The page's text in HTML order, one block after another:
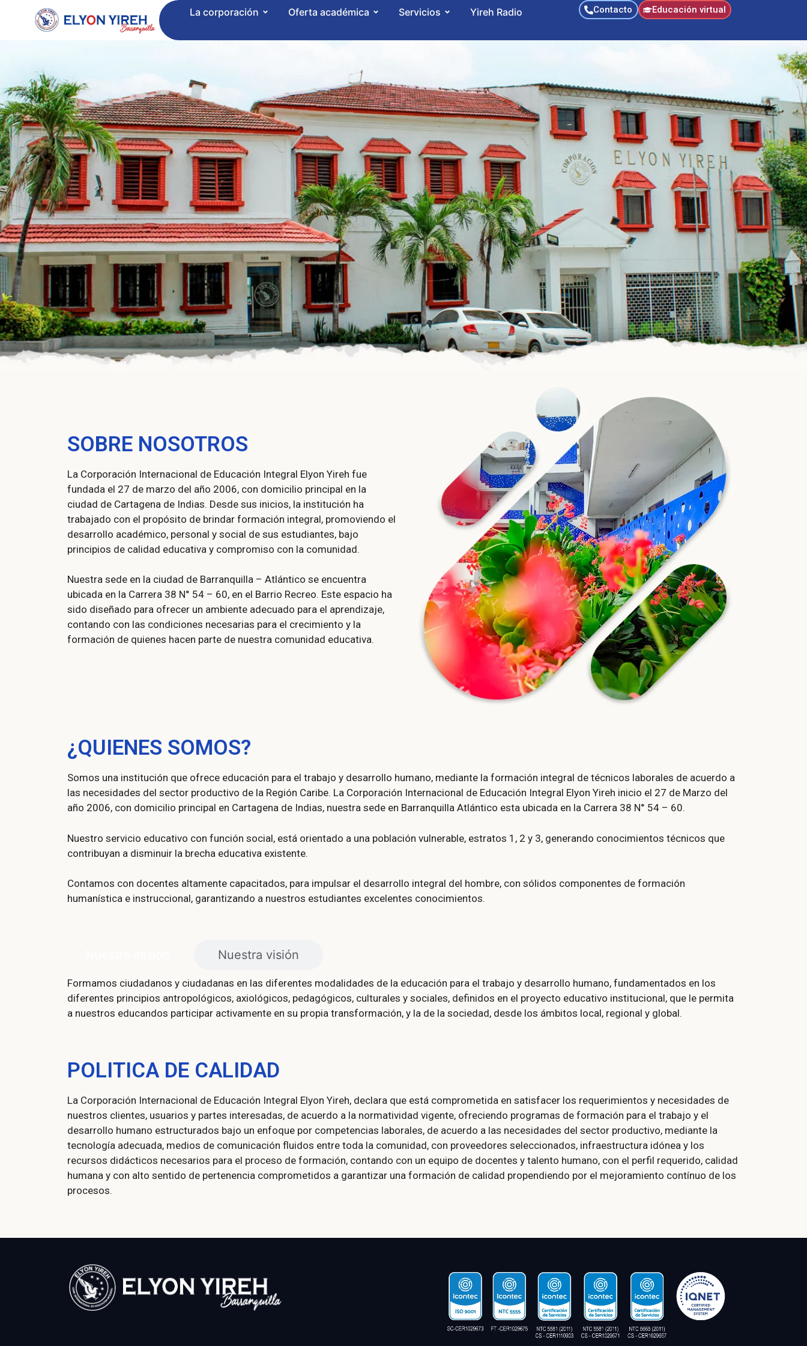
La corporación Oferta académica Servicios Yireh Radio Contacto Educación virtual
SOBRE NOSOTROS
La Corporación Internacional de Educación Integral Elyon Yireh fue
fundada el 27 de marzo del año 2006, con domicilio principal en la
ciudad de Cartagena de Indias. Desde sus inicios, la institución ha
trabajado con el propósito de brindar formación integral, promoviendo el
desarrollo académico, personal y social de sus estudiantes, bajo
principios de calidad educativa y compromiso con la comunidad.
Nuestra sede en la ciudad de Barranquilla – Atlántico se encuentra
ubicada en la Carrera 38 N° 54 – 60, en el Barrio Recreo. Este espacio ha
sido diseñado para ofrecer un ambiente adecuado para el aprendizaje,
contando con las condiciones necesarias para el crecimiento y la
formación de quienes hacen parte de nuestra comunidad educativa.
¿QUIENES SOMOS?
Somos una institución que ofrece educación para el trabajo y desarrollo humano, mediante la formación integral de técnicos laborales de acuerdo a
las necesidades del sector productivo de la Región Caribe. La Corporación Internacional de Educación Integral Elyon Yireh inicio el 27 de Marzo del
año 2006, con domicilio principal en Cartagena de Indias, nuestra sede en Barranquilla Atlántico esta ubicada en la Carrera 38 N° 54 – 60.
Nuestro servicio educativo con función social, está orientado a una población vulnerable, estratos 1, 2 y 3, generando conocimientos técnicos que
contribuyan a disminuir la brecha educativa existente.
Contamos con docentes altamente capacitados, para impulsar el desarrollo integral del hombre, con sólidos componentes de formación
humanística e instruccional, garantizando a nuestros estudiantes excelentes conocimientos.
Nuestra visión
Formamos ciudadanos y ciudadanas en las diferentes modalidades de la educación para el trabajo y desarrollo humano, fundamentados en los
diferentes principios antropológicos, axiológicos, pedagógicos, culturales y sociales, definidos en el proyecto educativo institucional, que le permita
a nuestros educandos participar activamente en su propia transformación, y la de la sociedad, desde los ámbitos local, regional y global.
POLITICA DE CALIDAD
La Corporación Internacional de Educación Integral Elyon Yireh, declara que está comprometida en satisfacer los requerimientos y necesidades de
nuestros clientes, usuarios y partes interesadas, de acuerdo a la normatividad vigente, ofreciendo programas de formación para el trabajo y el
desarrollo humano estructurados bajo un enfoque por competencias laborales, de acuerdo a las necesidades del sector productivo, mediante la
tecnología adecuada, medios de comunicación fluidos entre toda la comunidad, con proveedores seleccionados, infraestructura idónea y los
recursos didácticos necesarios para el proceso de formación, contando con un equipo de docentes y talento humano, con el perfil requerido, calidad
humana y con alto sentido de pertenencia comprometidos a garantizar una formación de calidad propendiendo por el mejoramiento contínuo de los
procesos.